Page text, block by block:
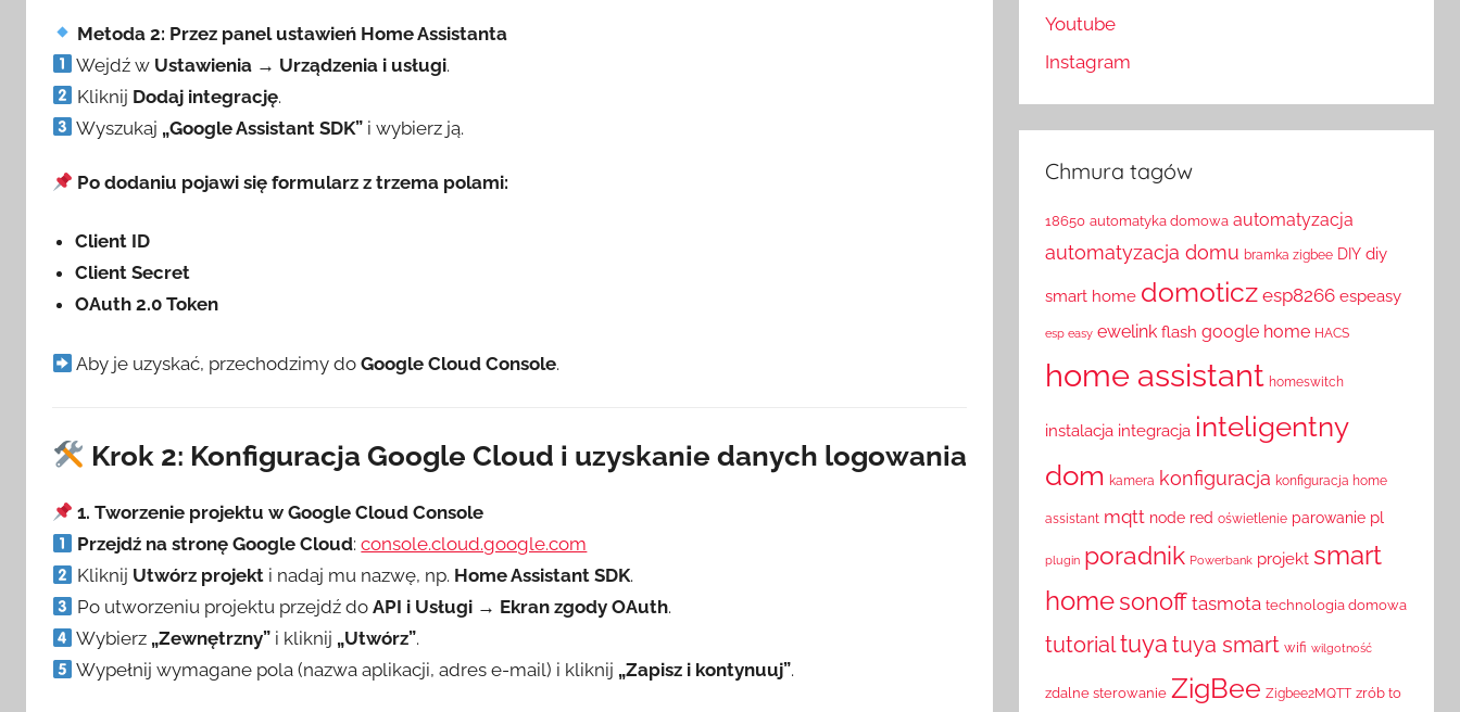
Metoda 2: Przez panel ustawień Home Assistanta
Wejdź w Ustawienia → Urządzenia i usługi.
Kliknij Dodaj integrację.
Wyszukaj „Google Assistant SDK” i wybierz ją.
Po dodaniu pojawi się formularz z trzema polami:
Client ID
Client Secret
OAuth 2.0 Token
Aby je uzyskać, przechodzimy doGoogle Cloud Console.
Krok 2: Konfiguracja Google Cloud i uzyskanie danych logowania
1. Tworzenie projektu w Google Cloud Console
Przejdź na stronę Google Cloud:console.cloud.google.com
Kliknij Utwórz projekt i nadaj mu nazwę, np. Home Assistant SDK.
Po utworzeniu projektu przejdź doAPI i Usługi → Ekran zgody OAuth.
Wybierz „Zewnętrzny” i kliknij „Utwórz”.
Wypełnij wymagane pola (nazwa aplikacji, adres e-mail) i kliknij „Zapisz i kontynuuj”.
Youtube
Instagram
Chmura tagów
18650 automatyka domowa automatyzacja
automatyzacja domu bramka zigbee DIY diy
smart home domoticz esp8266 espeasy
esp easy ewelink flash google home HACS
home assistant homeswitch
instalacja integracja inteligentny
dom kamera konfiguracja konfiguracja home
assistant mqtt node red oświetlenie parowanie pl
plugin poradnik Powerbank projekt smart
home sonoff tasmota technologia domowa
tutorialtuya tuya smart wifi wilgotność
zdalne sterowanie ZigBee Zigbee2MQTT zrób to